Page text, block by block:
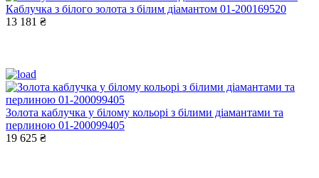
Каблучка з білого золота з білим діамантом 01-200169520
13 181 ₴
Золота каблучка у білому кольорі з білими діамантами та
перлиною 01-200099405
19 625 ₴